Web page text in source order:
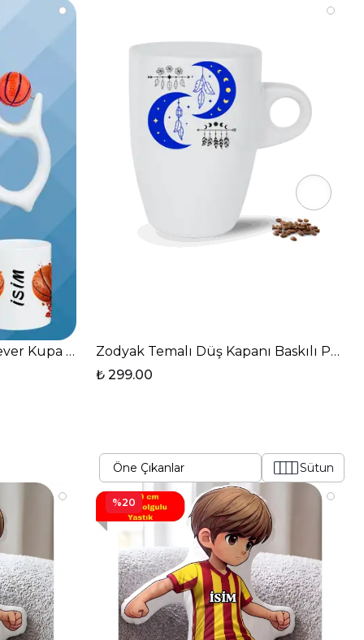
Kupa Bardak Çay Kahve Fincanı-2
Zodyak Temalı Düş Kapanı Baskılı
₺ 299.00
Sütun
%20